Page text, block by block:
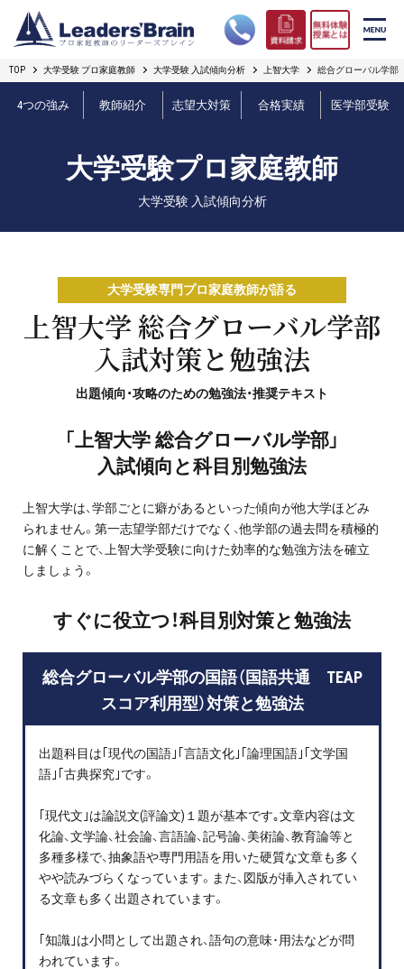
リーダーズブレインの強み
プロ教師紹介
無料体験授業とは
短期フリープラン
費用について
お申込みの流れ
よくある質問
採用情報
インフォメーション
会社概要
プライバシーポリシー
免責事項・著作権等
TOP 大学受験 プロ家庭教師 大学受験 入試傾向分析 上智大学 総合グローバル学部
4つの強み 教師紹介 志望大対策 合格実績 医学部受験
大学受験プロ家庭教師
大学受験 入試傾向分析
大学受験専門プロ家庭教師が語る
上智大学 総合グローバル学部
入試対策と勉強法
出題傾向・攻略のための勉強法・推奨テキスト
「上智大学 総合グローバル学部」
入試傾向と科目別勉強法
上智大学は、学部ごとに癖があるといった傾向が他大学ほどみ
られません。第一志望学部だけでなく、他学部の過去問を積極的
に解くことで、上智大学受験に向けた効率的な勉強方法を確立
しましょう。
すぐに役立つ！科目別対策と勉強法
総合グローバル学部の国語（国語共通 TEAP
スコア利用型）対策と勉強法
出題科目は｢現代の国語｣｢言語文化｣｢論理国語｣｢文学国
語｣｢古典探究｣です。
｢現代文｣は論説文(評論文)１題が基本です｡文章内容は文
化論、文学論、社会論、言語論、記号論、美術論、教育論等と
多種多様で、抽象語や専門用語を用いた硬質な文章も多く
やや読みづらくなっています。また、図版が挿入されてい
る文章も多く出題されています。
｢知識｣は小問として出題され、語句の意味･用法などが問
われています。